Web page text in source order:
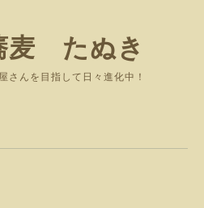
麦 たぬき
さんを目指して日々進化中！